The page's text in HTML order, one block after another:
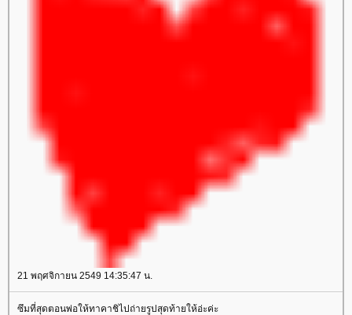
21 พฤศจิกายน 2549 14:35:47 น.
ซึมที่สุดตอนพ่อให้ทาคาชิไปถ่ายรูปสุดท้ายให้อ่ะค่ะ